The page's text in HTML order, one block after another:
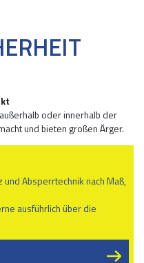
oder innerhalb der
und bieten großen Ärger.
Absperrtechnik nach Maß,
ausführlich über die